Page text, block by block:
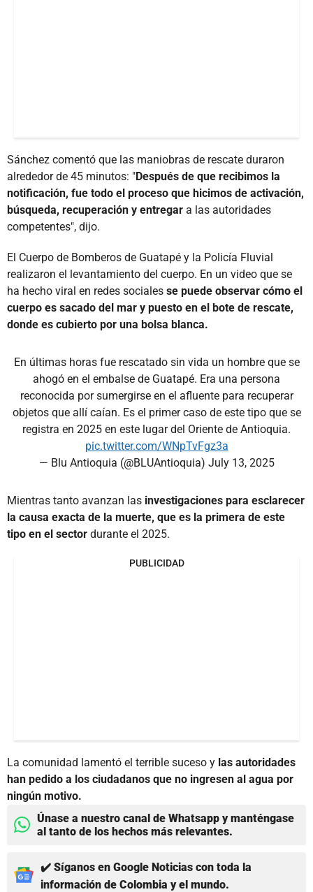
Sánchez comentó que las maniobras de rescate duraron
alrededor de 45 minutos: "Después de que recibimos la
notificación, fue todo el proceso que hicimos de activación,
búsqueda, recuperación y entregar a las autoridades
competentes", dijo.
El Cuerpo de Bomberos de Guatapé y la Policía Fluvial
realizaron el levantamiento del cuerpo. En un video que se
ha hecho viral en redes sociales se puede observar cómo el
cuerpo es sacado del mar y puesto en el bote de rescate,
donde es cubierto por una bolsa blanca.
En últimas horas fue rescatado sin vida un hombre que se
ahogó en el embalse de Guatapé. Era una persona
reconocida por sumergirse en el afluente para recuperar
objetos que allí caían. Es el primer caso de este tipo que se
registra en 2025 en este lugar del Oriente de Antioquia.
pic.twitter.com/WNpTvFgz3a
— Blu Antioquia (@BLUAntioquia) July 13, 2025
Mientras tanto avanzan las investigaciones para esclarecer
la causa exacta de la muerte, que es la primera de este
tipo en el sector durante el 2025.
PUBLICIDAD
La comunidad lamentó el terrible suceso y las autoridades
han pedido a los ciudadanos que no ingresen al agua por
ningún motivo.
Únase a nuestro canal de Whatsapp y manténgase
al tanto de los hechos más relevantes.
✔️ Síganos en Google Noticias con toda la
información de Colombia y el mundo.